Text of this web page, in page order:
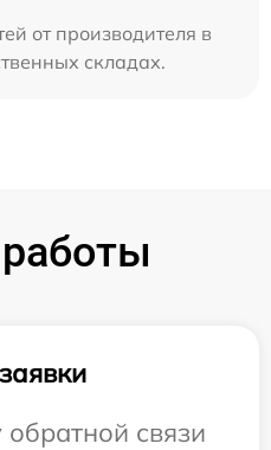
от производителя в
складах.
связи